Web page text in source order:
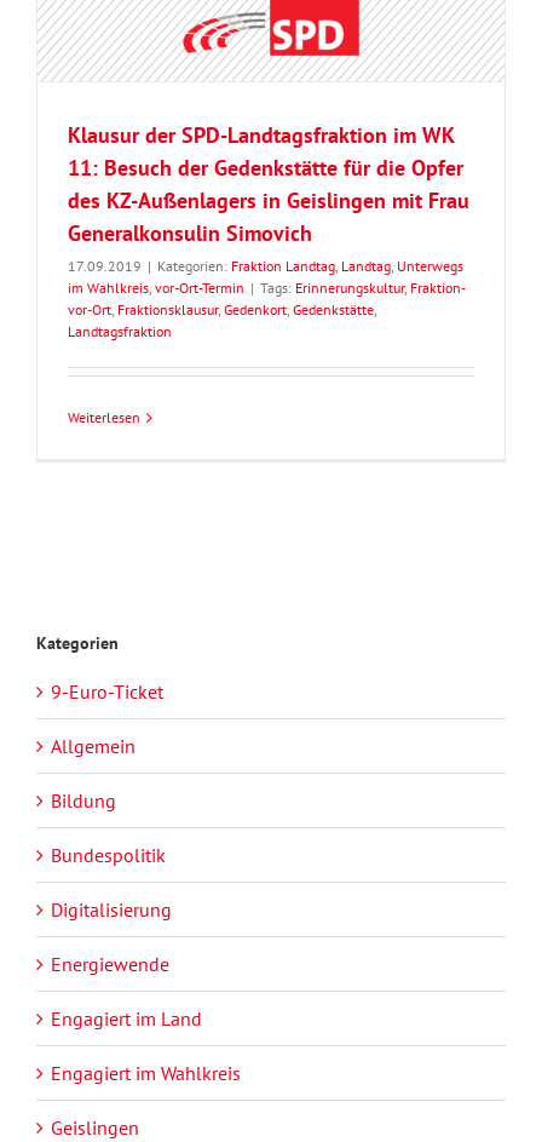
Klausur der SPD-Landtagsfraktion im WK
11: Besuch der Gedenkstätte für die Opfer
des KZ-Außenlagers in Geislingen mit Frau
Generalkonsulin Simovich
17.09.2019 | Kategorien: Fraktion Landtag, Landtag, Unterwegs
im Wahlkreis, vor-Ort-Termin | Tags: Erinnerungskultur, Fraktion-
vor-Ort, Fraktionsklausur, Gedenkort, Gedenkstätte,
Landtagsfraktion
Weiterlesen
Kategorien
9-Euro-Ticket
Allgemein
Bildung
Bundespolitik
Digitalisierung
Energiewende
Engagiert im Land
Engagiert im Wahlkreis
Geislingen